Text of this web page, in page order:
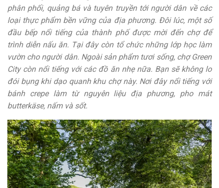
phân phối, quảng bá và tuyên truyền tới người dân về các
loại thực phẩm bền vững của địa phương. Đôi lúc, một số
đầu bếp nổi tiếng của thành phố được mời đến chợ để
trình diễn nấu ăn. Tại đây còn tổ chức những lớp học làm
vườn cho người dân. Ngoài sản phẩm tươi sống, chợ Green
City còn nổi tiếng với các đồ ăn nhẹ nữa. Bạn sẽ không lo
đói bụng khi dạo quanh khu chợ này. Nơi đây nổi tiếng với
bánh crepe làm từ nguyên liệu địa phương, pho mát
butterkäse, nấm và sốt.